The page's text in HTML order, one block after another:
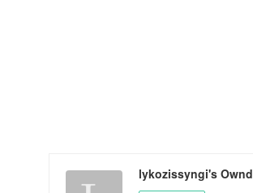
lykozissyngi's Ownd